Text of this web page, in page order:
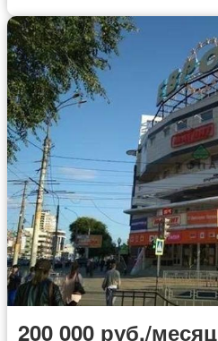
200 000 руб./месяц